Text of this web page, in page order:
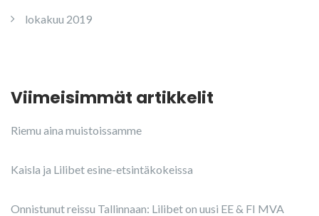
lokakuu 2019
Viimeisimmät artikkelit
Riemu aina muistoissamme
Kaisla ja Lilibet esine-etsintäkokeissa
Onnistunut reissu Tallinnaan: Lilibet on uusi EE & FI MVA